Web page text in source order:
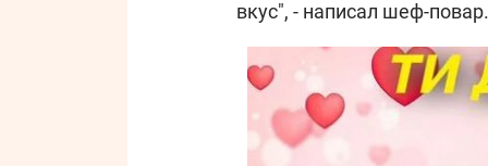
вкус", - написал шеф-повар.